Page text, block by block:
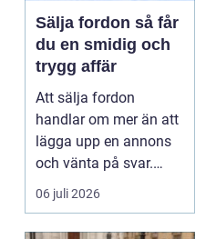
Sälja fordon så får
du en smidig och
trygg affär
Att sälja fordon
handlar om mer än att
lägga upp en annons
och vänta på svar.
Många vill få en bra
p...
06 juli 2026